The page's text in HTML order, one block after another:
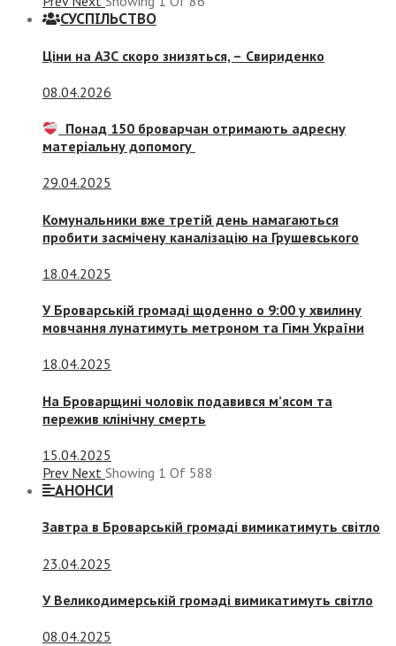
СУСПIЛЬСТВО
Ціни на АЗС скоро знизяться, – Свириденко
08.04.2026
Понад 150 броварчан отримають адресну
матеріальну допомогу
29.04.2025
Комунальники вже третій день намагаються
пробити засмічену каналізацію на Грушевського
18.04.2025
У Броварській громаді щоденно о 9:00 у хвилину
мовчання лунатимуть метроном та Гімн України
18.04.2025
На Броварщині чоловік подавився м’ясом та
пережив клінічну смерть
15.04.2025
Prev Next Showing 1 Of 588
АНОНСИ
Завтра в Броварській громаді вимикатимуть світло
23.04.2025
У Великодимерській громаді вимикатимуть світло
08.04.2025